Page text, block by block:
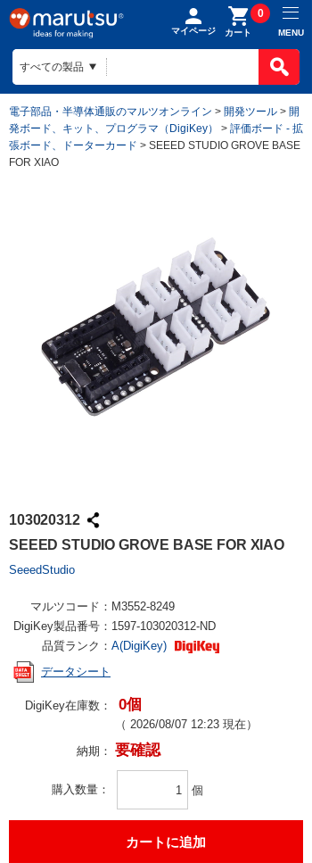
マイページ カート
0
MENU
電子部品・半導体通販のマルツオンライン > 開発ツール > 開
発ボード、キット、プログラマ（DigiKey）
> 評価ボード - 拡
張ボード、ドーターカード > SEEED STUDIO GROVE BASE
FOR XIAO
103020312
SEEED STUDIO GROVE BASE FOR XIAO
SeeedStudio
マルツコード： M3552-8249
DigiKey製品番号： 1597-103020312-ND
品質ランク： A(DigiKey)
データシート
DigiKey在庫数： 0個
（ 2026/08/07 12:23 現在）
納期： 要確認
購入数量 個